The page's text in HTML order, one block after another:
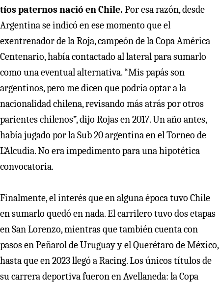
tíos paternos nació en Chile. Por esa razón, desde
Argentina se indicó en ese momento que el
exentrenador de la Roja, campeón de la Copa América
Centenario, había contactado al lateral para sumarlo
como una eventual alternativa. “Mis papás son
argentinos, pero me dicen que podría optar a la
nacionalidad chilena, revisando más atrás por otros
parientes chilenos”, dijo Rojas en 2017. Un año antes,
había jugado por la Sub 20 argentina en el Torneo de
L’Alcudia. No era impedimento para una hipotética
convocatoria.
Finalmente, el interés que en alguna época tuvo Chile
en sumarlo quedó en nada. El carrilero tuvo dos etapas
en San Lorenzo, mientras que también cuenta con
pasos en Peñarol de Uruguay y el Querétaro de México,
hasta que en 2023 llegó a Racing. Los únicos títulos de
su carrera deportiva fueron en Avellaneda: la Copa